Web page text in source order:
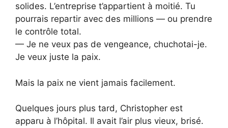
solides. L’entreprise t’appartient à moitié. Tu
pourrais repartir avec des millions — ou prendre
le contrôle total.
— Je ne veux pas de vengeance, chuchotai-je.
Je veux juste la paix.
Mais la paix ne vient jamais facilement.
Quelques jours plus tard, Christopher est
apparu à l’hôpital. Il avait l’air plus vieux, brisé.